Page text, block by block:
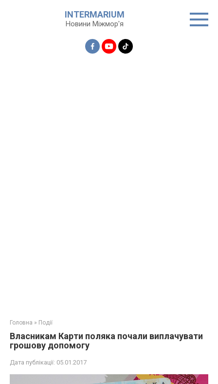
INTERMARIUM
Новини Міжмор'я
Головна » Події
Власникам Карти поляка почали виплачувати
грошову допомогу
Дата публікації: 05.01.2017